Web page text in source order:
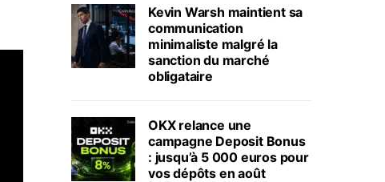
Kevin Warsh maintient sa
communication
minimaliste malgré la
sanction du marché
obligataire
OKX relance une
campagne Deposit Bonus
: jusqu’à 5 000 euros pour
vos dépôts en août